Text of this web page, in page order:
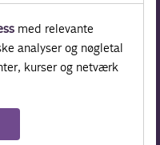
med relevante
analyser og nøgletal
kurser og netværk